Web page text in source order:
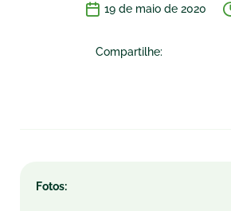
19 de maio de 2020
Compartilhe:
Fotos: